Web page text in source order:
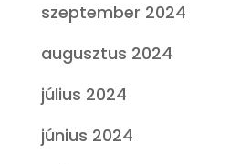
szeptember 2024
augusztus 2024
július 2024
június 2024